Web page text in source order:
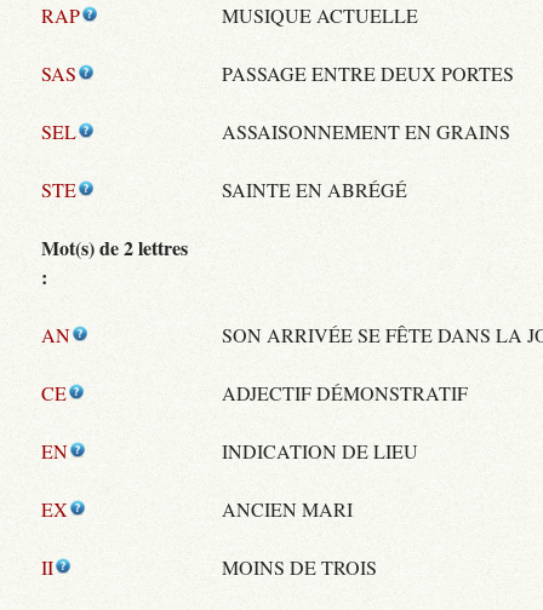
RAP MUSIQUE ACTUELLE
SAS PASSAGE ENTRE DEUX PORTES
SEL ASSAISONNEMENT EN GRAINS
STE SAINTE EN ABRÉGÉ
Mot(s) de 2 lettres
:
AN SON ARRIVÉE SE FÊTE DANS LA
CE ADJECTIF DÉMONSTRATIF
EN INDICATION DE LIEU
EX ANCIEN MARI
II MOINS DE TROIS